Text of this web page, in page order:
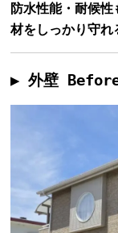
防水性能・耐候
材をしっかり守れ
▶ 外壁